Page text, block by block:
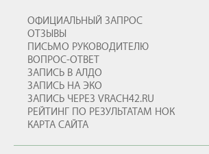
ОФИЦИАЛЬНЫЙ ЗАПРОС
ОТЗЫВЫ
ПИСЬМО РУКОВОДИТЕЛЮ
ВОПРОС-ОТВЕТ
ЗАПИСЬ В АЛДО
ЗАПИСЬ НА ЭКО
ЗАПИСЬ ЧЕРЕЗ VRACH42.RU
РЕЙТИНГ ПО РЕЗУЛЬТАТАМ НОК
КАРТА САЙТА